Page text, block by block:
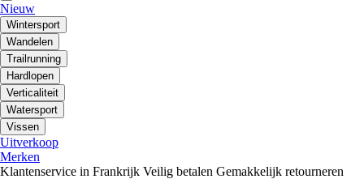
Nieuw
Wintersport
Wandelen
Trailrunning
Hardlopen
Verticaliteit
Watersport
Vissen
Uitverkoop
Merken
Klantenservice in Frankrijk Veilig betalen Gemakkelijk retourneren